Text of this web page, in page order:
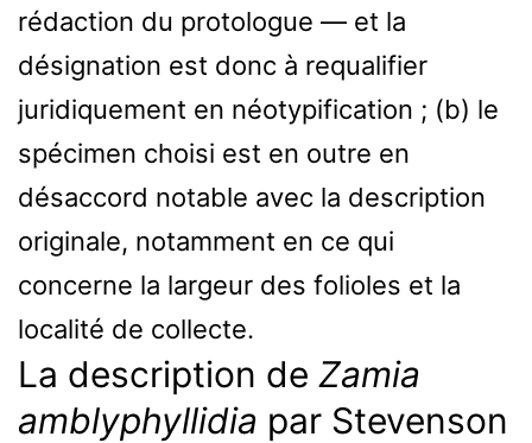
rédaction du protologue — et la
désignation est donc à requalifier
juridiquement en néotypification ; (b) le
spécimen choisi est en outre en
désaccord notable avec la description
originale, notamment en ce qui
concerne la largeur des folioles et la
localité de collecte.
La description de Zamia
amblyphyllidia par Stevenson